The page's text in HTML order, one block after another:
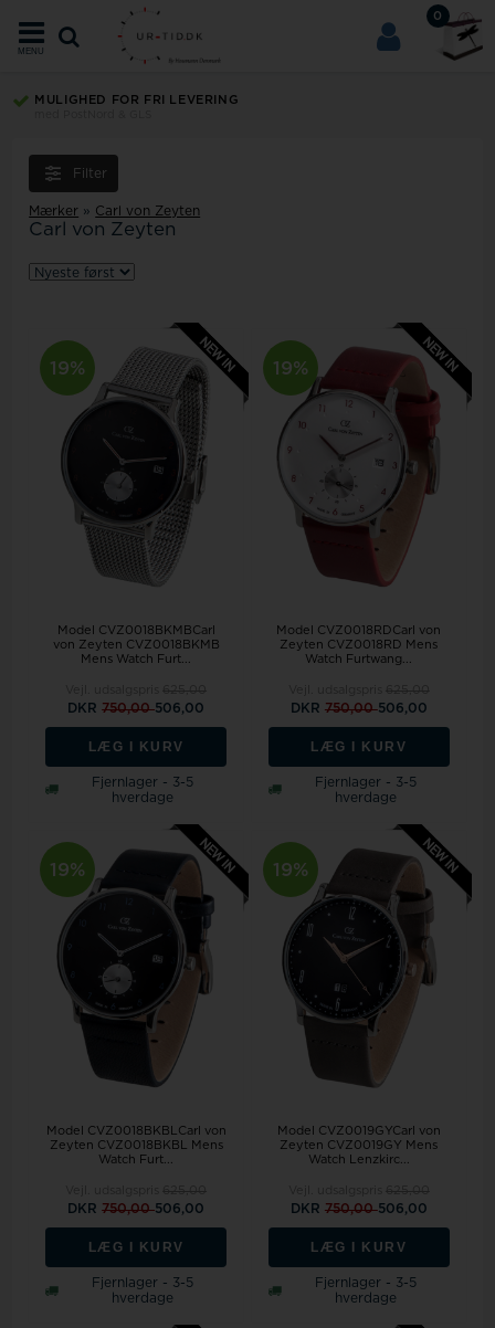
0
MENU
OP TIL 365 DAGES RETURRET
Filter
Mærker » Carl von Zeyten
Carl von Zeyten
19%
Model CVZ0018BKMBCarl
von Zeyten CVZ0018BKMB
Mens Watch Furt...
DKR750,00506,00
LÆG I KURV
Fjernlager - 3-5
hverdage
19%
Model CVZ0018RDCarl von
Zeyten CVZ0018RD Mens
Watch Furtwang...
DKR 750,00506,00
LÆG I KURV
Fjernlager - 3-5
hverdage
19%
Model CVZ0018BKBLCarl von
Zeyten CVZ0018BKBL Mens
Watch Furt...
DKR750,00506,00
LÆG I KURV
Fjernlager - 3-5
hverdage
19%
Model CVZ0019GYCarl von
Zeyten CVZ0019GY Mens
Watch Lenzkirc...
DKR 750,00506,00
LÆG I KURV
Fjernlager - 3-5
hverdage